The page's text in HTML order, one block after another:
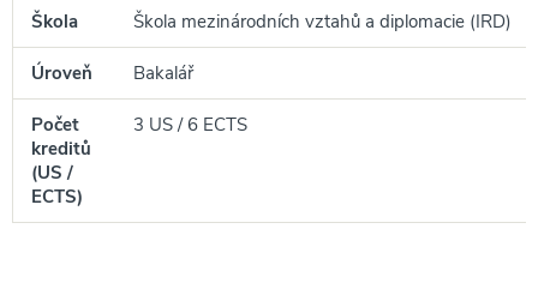
Škola Škola mezinárodních vztahů a diplomacie (IRD)
Úroveň Bakalář
Počet
kreditů
(US /
ECTS)
3 US / 6 ECTS